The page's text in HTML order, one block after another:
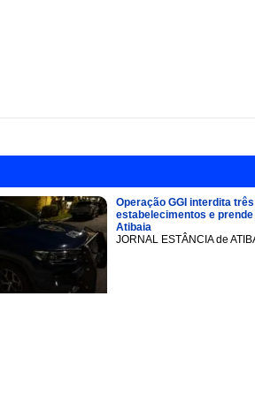
Operação GGI interdita três
estabelecimentos e
Atibaia
JORNAL ESTÂNCIA de